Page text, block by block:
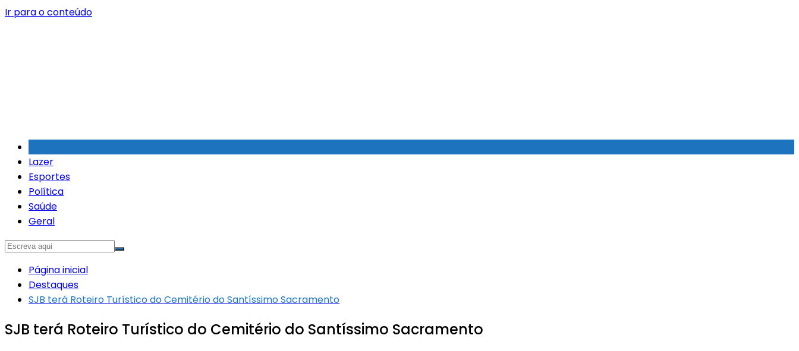
Ir para o conteúdo
Lazer
Esportes
Política
Saúde
Geral
Página inicial
Destaques
SJB terá Roteiro Turístico do Cemitério do Santíssimo Sacramento
SJB terá Roteiro Turístico do Cemitério do Santíssimo Sacramento